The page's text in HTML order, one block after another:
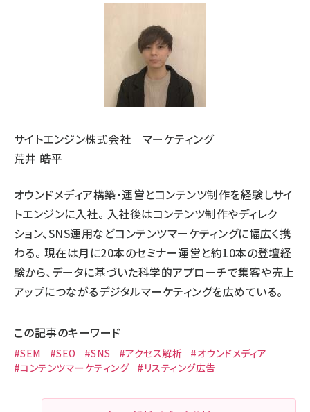
サイトエンジン株式会社 マーケティング
荒井 皓平
オウンドメディア構築・運営とコンテンツ制作を経験しサイ
トエンジンに入社。 入社後はコンテンツ制作やディレク
ション、SNS運用などコンテンツマーケティングに幅広く携
わる。 現在は月に20本のセミナー運営と約10本の登壇経
験から、データに基づいた科学的アプローチで集客や売上
アップにつながるデジタルマーケティングを広めている。
この記事のキーワード
#SEM #SEO #SNS #アクセス解析
#オウンドメディア
#コンテンツマーケティング
#リスティング広告